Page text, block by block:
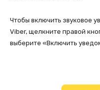
Чтобы включить звуковое
Viber, щелкните правой
выберите «Включить